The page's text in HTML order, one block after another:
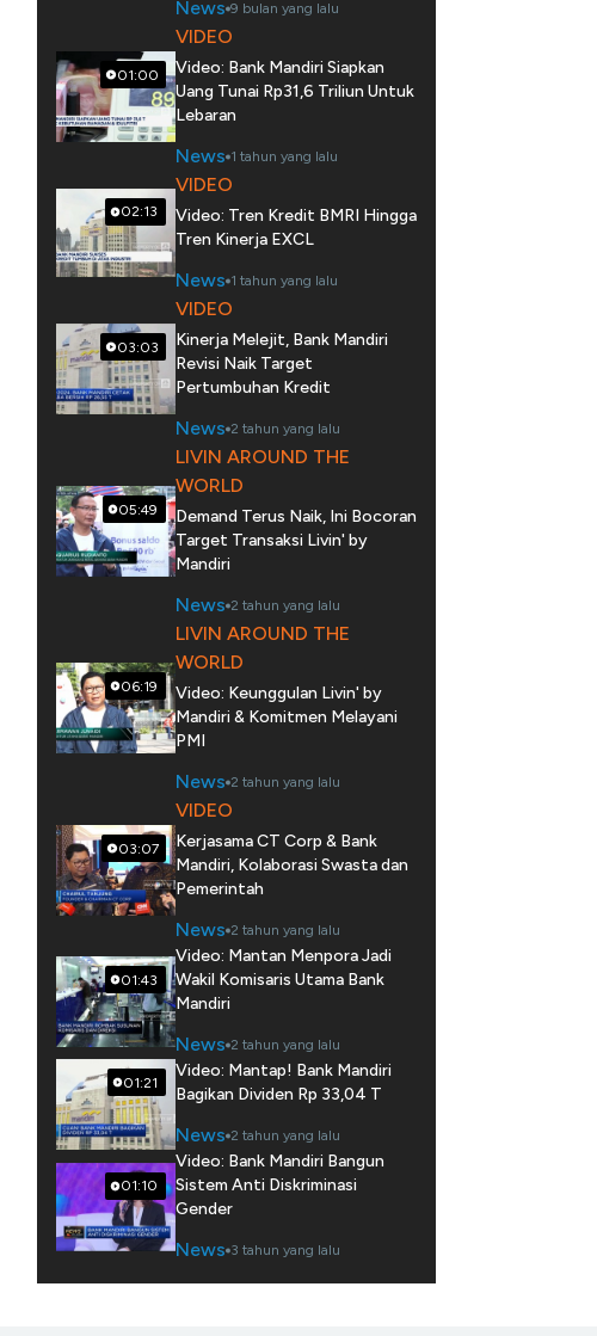
News 9 bulan yang lalu
01:00
VIDEO
Video: Bank Mandiri Siapkan
Uang Tunai Rp31,6 Triliun Untuk
Lebaran
News 1 tahun yang lalu
02:13
VIDEO
Video: Tren Kredit BMRI Hingga
Tren Kinerja EXCL
News 1 tahun yang lalu
03:03
VIDEO
Kinerja Melejit, Bank Mandiri
Revisi Naik Target
Pertumbuhan Kredit
News 2 tahun yang lalu
05:49
LIVIN AROUND THE
WORLD
Demand Terus Naik, Ini Bocoran
Target Transaksi Livin' by
Mandiri
News 2 tahun yang lalu
06:19
LIVIN AROUND THE
WORLD
Video: Keunggulan Livin' by
Mandiri & Komitmen Melayani
PMI
News 2 tahun yang lalu
03:07
VIDEO
Kerjasama CT Corp & Bank
Mandiri, Kolaborasi Swasta dan
Pemerintah
News 2 tahun yang lalu
01:43
Video: Mantan Menpora Jadi
Wakil Komisaris Utama Bank
Mandiri
News 2 tahun yang lalu
01:21
Video: Mantap! Bank Mandiri
Bagikan Dividen Rp 33,04 T
News 2 tahun yang lalu
01:10
Video: Bank Mandiri Bangun
Sistem Anti Diskriminasi
Gender
News 3 tahun yang lalu